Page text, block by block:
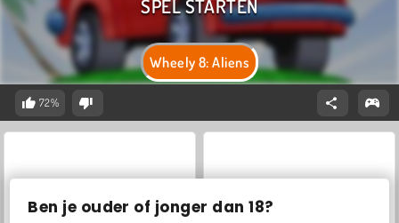
Ben je ouder of jonger dan 18?
Wheely 8: Aliens
72%